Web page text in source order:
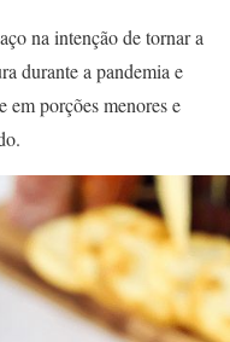
na intenção de tornar a
durante a pandemia e
em porções menores e